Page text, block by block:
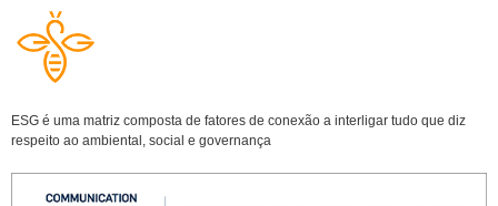
ESG é uma matriz composta de fatores de conexão a interligar tudo que diz
respeito ao ambiental, social e governança